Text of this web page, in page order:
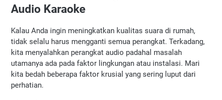
Audio Karaoke
Kalau Anda ingin meningkatkan kualitas suara di rumah,
tidak selalu harus mengganti semua perangkat. Terkadang,
kita menyalahkan perangkat audio padahal masalah
utamanya ada pada faktor lingkungan atau instalasi. Mari
kita bedah beberapa faktor krusial yang sering luput dari
perhatian.